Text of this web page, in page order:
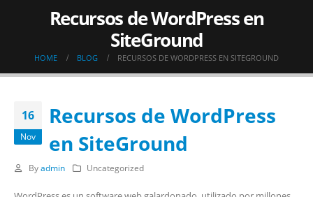
Recursos de WordPress en
SiteGround
HOME BLOG RECURSOS DE WORDPRESS EN SITEGROUND
16
Nov
Recursos de WordPress
en SiteGround
By admin Uncategorized